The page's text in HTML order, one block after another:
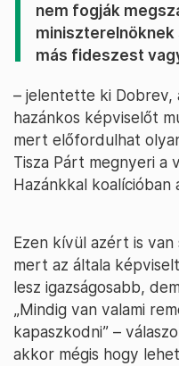
nem fogják
más fideszest
– jelentette ki Dobrev,
hazánkos képviselőt
mert előfordulhat
Tisza Párt megnyeri a
Hazánkkal
Ezen kívül azért is van
mert az általa
lesz igazságosabb,
„Mindig van valami
kapaszkodni” –
akkor mégis hogy